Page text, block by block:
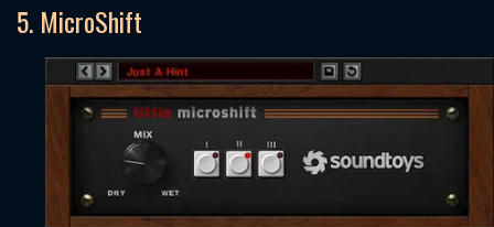
5. MicroShift